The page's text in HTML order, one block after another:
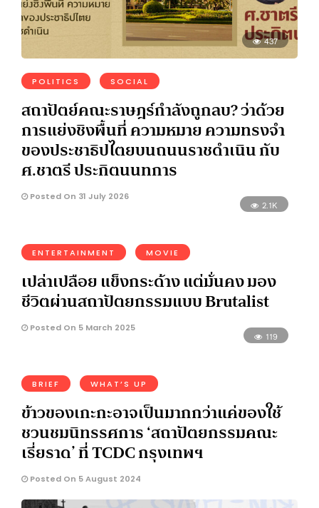
437
POLITICS SOCIAL
สถาปัตย์คณะราษฎร์กำลังถูกลบ? ว่าด้วย
การแย่งชิงพื้นที่ ความหมาย ความทรงจำ
ของประชาธิปไตยบนถนนราชดำเนิน กับ
ศ.ชาตรี ประกิตนนทการ
Posted On 31 July 2026
2.1K
ENTERTAINMENT MOVIE
เปล่าเปลือย แข็งกระด้าง แต่มั่นคง มอง
ชีวิตผ่านสถาปัตยกรรมแบบ Brutalist
Posted On 5 March 2025
119
BRIEF WHAT’S UP
ข้าวของเกะกะอาจเป็นมากกว่าแค่ของใช้
ชวนชมนิทรรศการ ‘สถาปัตยกรรมคณะ
เรี่ยราด’ ที่ TCDC กรุงเทพฯ
Posted On 5 August 2024